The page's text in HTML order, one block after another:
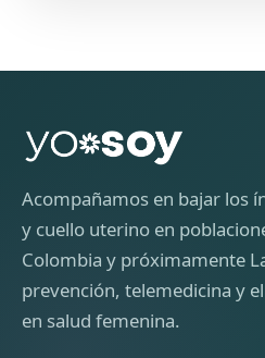
Acompañamos en bajar los
y cuello uterino en
Colombia y próximamente
prevención, telemedicina y
en salud femenina.